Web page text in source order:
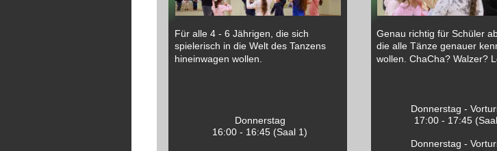
Für alle 4 - 6 Jährigen, die sich
spielerisch in die Welt des Tanzens
hineinwagen wollen.
Donnerstag
16:00 - 16:45 (Saal 1)
Genau richtig für Schüler
die alle Tänze genauer
wollen. ChaCha? Walzer?
Donnerstag -
17:00 - 17:45
Donnerstag -